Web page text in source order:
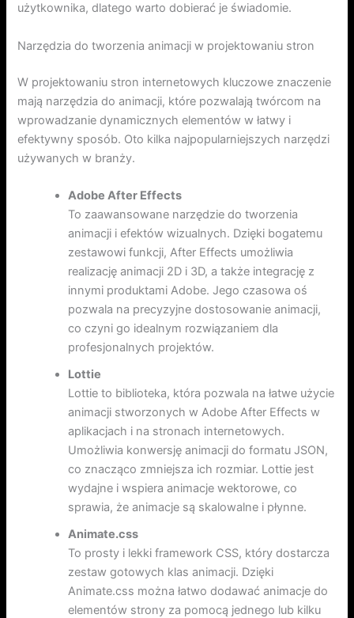
użytkownika, dlatego warto dobierać je świadomie.
Narzędzia do tworzenia animacji w projektowaniu stron
W projektowaniu stron internetowych kluczowe znaczenie
mają narzędzia do animacji, które pozwalają twórcom na
wprowadzanie dynamicznych elementów w łatwy i
efektywny sposób. Oto kilka najpopularniejszych narzędzi
używanych w branży.
Adobe After Effects
To zaawansowane narzędzie do tworzenia
animacji i efektów wizualnych. Dzięki bogatemu
zestawowi funkcji, After Effects umożliwia
realizację animacji 2D i 3D, a także integrację z
innymi produktami Adobe. Jego czasowa oś
pozwala na precyzyjne dostosowanie animacji,
co czyni go idealnym rozwiązaniem dla
profesjonalnych projektów.
Lottie
Lottie to biblioteka, która pozwala na łatwe użycie
animacji stworzonych w Adobe After Effects w
aplikacjach i na stronach internetowych.
Umożliwia konwersję animacji do formatu JSON,
co znacząco zmniejsza ich rozmiar. Lottie jest
wydajne i wspiera animacje wektorowe, co
sprawia, że animacje są skalowalne i płynne.
Animate.css
To prosty i lekki framework CSS, który dostarcza
zestaw gotowych klas animacji. Dzięki
Animate.css można łatwo dodawać animacje do
elementów strony za pomocą jednego lub kilku